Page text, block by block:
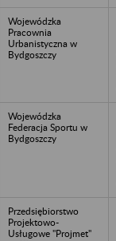
Wojewódzka
Pracownia
Urbanistyczna w
Bydgoszczy
Wojewódzka
Federacja Sportu w
Bydgoszczy
Przedsiębiorstwo
Projektowo-
Usługowe "Projmet"